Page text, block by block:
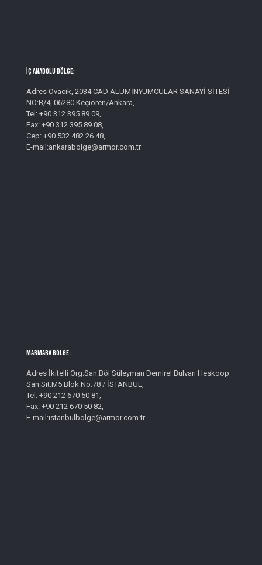
İç Anadolu Bölge;
Adres Ovacık, 2034 CAD ALÜMİNYUMCULAR SANAYİ SİTESİ
NO:B/4, 06280 Keçiören/Ankara,
Tel: +90 312 395 89 09,
Fax: +90 312 395 89 08,
Cep: +90 532 482 26 48,
E-mail:ankarabolge@armor.com.tr
MARMARA BÖLGE :
Adres İkitelli Org.San.Böl Süleyman Demirel Bulvarı Heskoop
San.Sit.M5 Blok No:78 / İSTANBUL,
Tel: +90 212 670 50 81,
Fax: +90 212 670 50 82,
E-mail:istanbulbolge@armor.com.tr